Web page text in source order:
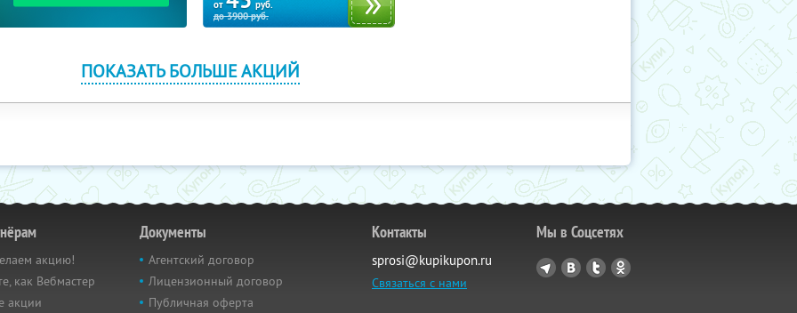
от
руб.
до3900руб.
ПОКАЗАТЬ БОЛЬШЕ АКЦИЙ
акцию!
как Вебмастер
акции
Документы
Агентский договор
Лицензионный договор
Публичная оферта
Контакты
sprosi@kupikupon.ru
Связаться с нами
Мы в Соцсетях